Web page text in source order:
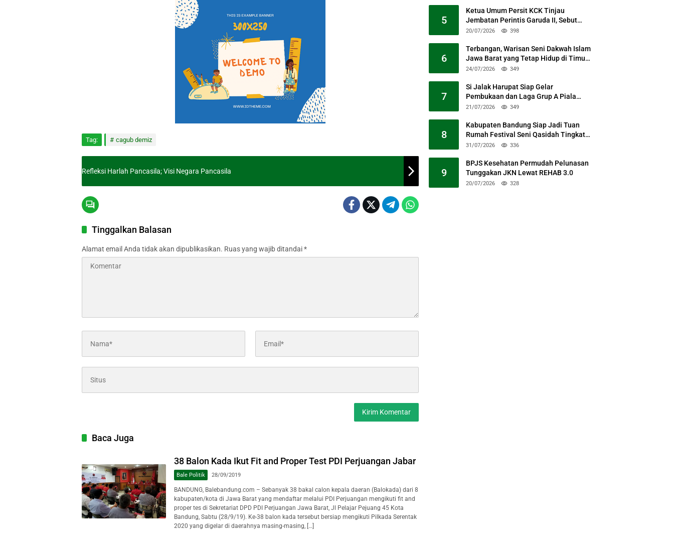
Tag: cagub demiz
Refleksi Harlah Pancasila; Visi Negara Pancasila
Tinggalkan Balasan
Alamat email Anda tidak akan dipublikasikan. Ruas yang wajib ditandai*
Baca Juga
38 Balon Kada Ikut Fit and Proper Test PDI Perjuangan Jabar
Bale Politik 28/09/2019
BANDUNG, Balebandung.com – Sebanyak 38 bakal calon kepala daeran (Balokada) dari 8
kabupaten/kota di Jawa Barat yang mendaftar melalui PDI Perjuangan mengikuti fit and
proper tes di Sekretariat DPD PDI Perjuangan Jawa Barat, Jl Pelajar Pejuang 45 Kota
Bandung, Sabtu (28/9/19). Ke-38 balon kada tersebut bersiap mengikuti Pilkada Serentak
2020 yang digelar di daerahnya masing-masing, […]
5
Ketua Umum Persit KCK Tinjau
Jembatan Perintis Garuda II, Sebut
Simbol Kebersamaan TNI dan Rakyat
20/07/2026 398
6
Terbangan, Warisan Seni Dakwah Islam
Jawa Barat yang Tetap Hidup di Timur
Kabupaten Bandung
24/07/2026 349
7
Si Jalak Harupat Siap Gelar
Pembukaan dan Laga Grup A Piala
Presiden 2026 Sabtu Mendatang
21/07/2026 349
8
Kabupaten Bandung Siap Jadi Tuan
Rumah Festival Seni Qasidah Tingkat
Nasional
31/07/2026 336
9
BPJS Kesehatan Permudah Pelunasan
Tunggakan JKN Lewat REHAB 3.0
20/07/2026 328